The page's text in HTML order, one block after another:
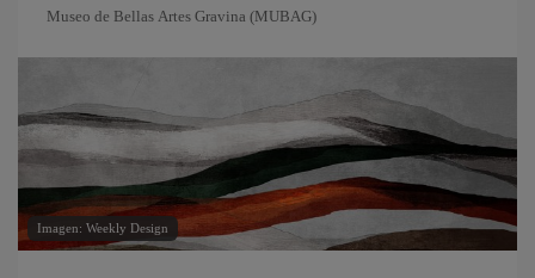
Museo de Bellas Artes Gravina (MUBAG)
Imagen: Weekly Design